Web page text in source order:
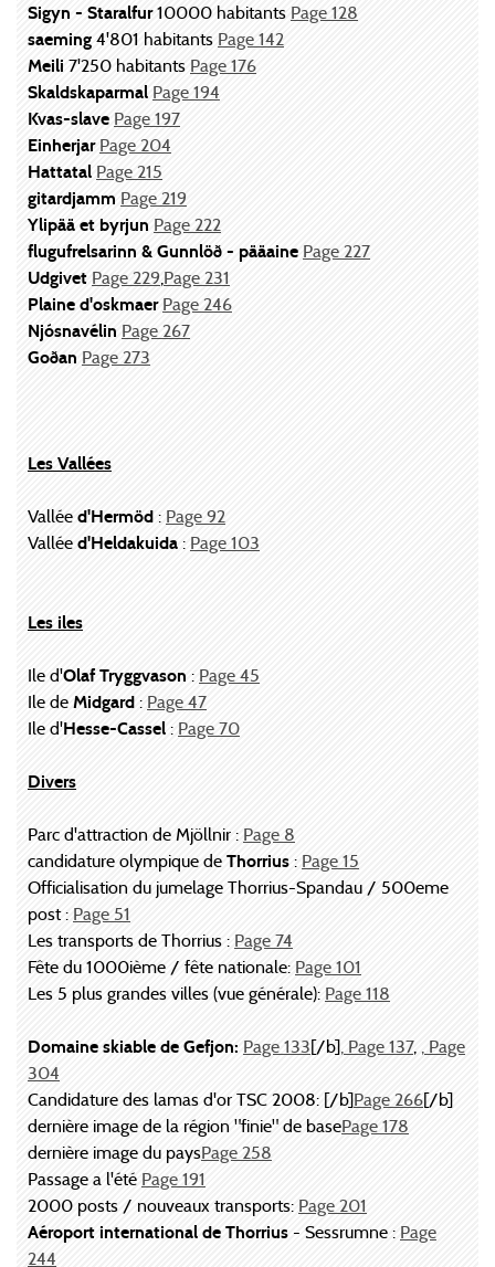
Sigyn - Staralfur10000 habitants Page 128
saeming 4'801 habitants Page 142
Meili 7'250 habitants Page 176
Skaldskaparmal Page 194
Kvas-slave Page 197
Einherjar Page 204
Hattatal Page 215
gitardjamm Page 219
Ylipää et byrjun Page 222
flugufrelsarinn & Gunnlöð - pääaine Page 227
Udgivet Page 229,Page 231
Plaine d'oskmaer Page 246
Njósnavélin Page 267
Goðan Page 273
Les Vallées
Vallée d'Hermöd : Page 92
Vallée d'Heldakuida : Page 103
Les iles
Ile d'Olaf Tryggvason : Page 45
Ile de Midgard : Page 47
Ile d'Hesse-Cassel : Page 70
Divers
Parc d'attraction de Mjöllnir : Page 8
candidature olympique de Thorrius : Page 15
Officialisation du jumelage Thorrius-Spandau / 500eme
post : Page 51
Les transports de Thorrius : Page 74
Fête du 1000ième / fête nationale: Page 101
Les 5 plus grandes villes (vue générale): Page 118
Domaine skiable de Gefjon: Page 133[/b], Page 137, , Page
304
Candidature des lamas d'or TSC 2008: [/b]Page 266[/b]
dernière image de la région "finie" de basePage 178
dernière image du paysPage 258
Passage a l'été Page 191
2000 posts / nouveaux transports: Page 201
Aéroport international de Thorrius - Sessrumne : Page
244